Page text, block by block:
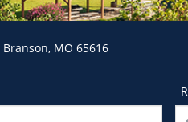
Branson, MO 65616